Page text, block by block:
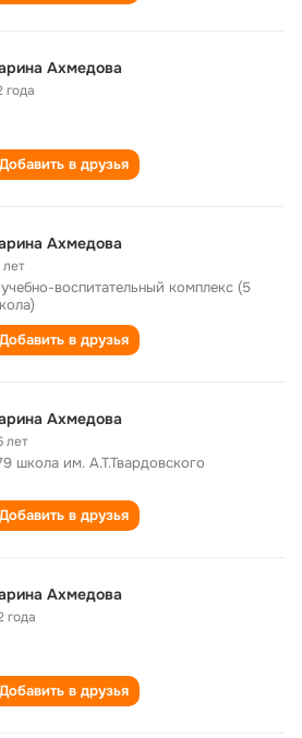
Ахмедова
года
Добавить в друзья
Ахмедова
лет
воспитательный комплекс (5
Добавить в друзья
Ахмедова
лет
школа им. А.Т.Твардовского
Добавить в друзья
Карина Ахмедова
года
Добавить в друзья